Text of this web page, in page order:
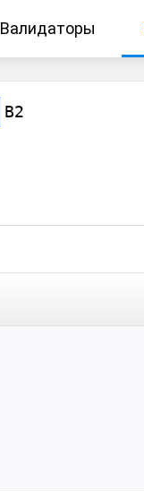
Валидаторы
B2